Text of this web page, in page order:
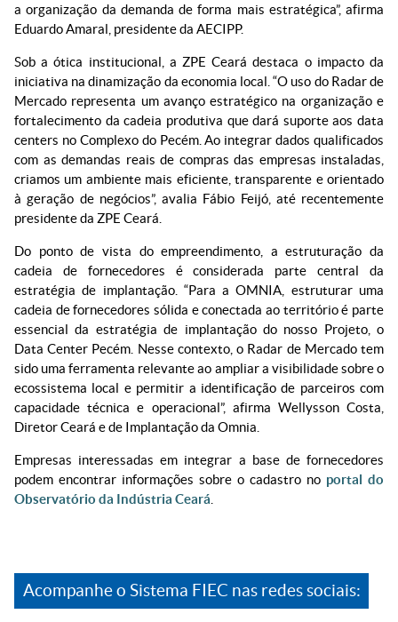
a organização da demanda de forma mais estratégica”, afirma
Eduardo Amaral, presidente da AECIPP.
Sob a ótica institucional, a ZPE Ceará destaca o impacto da
iniciativa na dinamização da economia local. “O uso do Radar de
Mercado representa um avanço estratégico na organização e
fortalecimento da cadeia produtiva que dará suporte aos data
centers no Complexo do Pecém. Ao integrar dados qualificados
com as demandas reais de compras das empresas instaladas,
criamos um ambiente mais eficiente, transparente e orientado
à geração de negócios”, avalia Fábio Feijó, até recentemente
presidente da ZPE Ceará.
Do ponto de vista do empreendimento, a estruturação da
cadeia de fornecedores é considerada parte central da
estratégia de implantação. “Para a OMNIA, estruturar uma
cadeia de fornecedores sólida e conectada ao território é parte
essencial da estratégia de implantação do nosso Projeto, o
Data Center Pecém. Nesse contexto, o Radar de Mercado tem
sido uma ferramenta relevante ao ampliar a visibilidade sobre o
ecossistema local e permitir a identificação de parceiros com
capacidade técnica e operacional”, afirma Wellysson Costa,
Diretor Ceará e de Implantação da Omnia.
Empresas interessadas em integrar a base de fornecedores
podem encontrar informações sobre o cadastro no portal do
Observatório da Indústria Ceará
Acompanhe o Sistema FIEC nas redes sociais: